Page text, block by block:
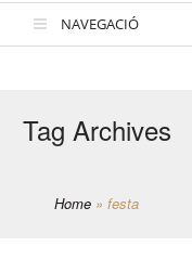
NAVEGACIÓ
Tag Archives
Home » festa